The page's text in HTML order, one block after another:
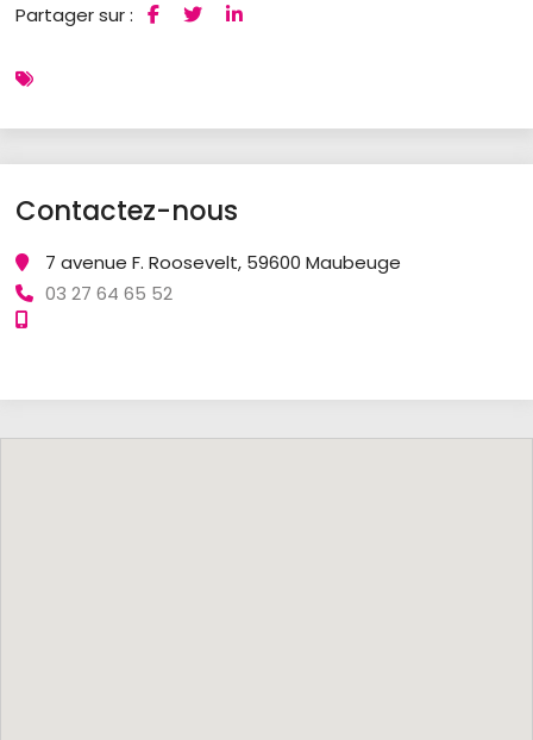
Partager sur :
Contactez-nous
7 avenue F. Roosevelt, 59600 Maubeuge
03 27 64 65 52